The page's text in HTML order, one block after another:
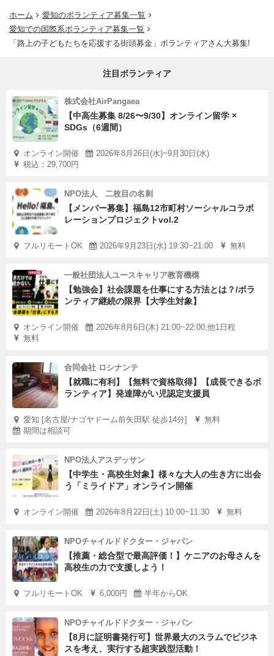
ホーム
愛知のボランティア募集一覧
愛知での国際系ボランティア募集一覧
「路上の子どもたちを応援する街頭募金」ボランティアさん大募集!
注目ボランティア
株式会社AirPangaea
【中高生募集 8/26〜9/30】オンライン留学 ×
SDGs（6週間）
オンライン開催
2026年8月26日(水)~9月30日(水)
税込：29,700円
NPO法人 二枚目の名刺
【メンバー募集】福島12市町村ソーシャルコラボ
レーションプロジェクトvol.2
フルリモートOK 2026年9月23日(水) 19:30~21:00 無料
一般社団法人ユースキャリア教育機構
【勉強会】社会課題を仕事にする方法とは？/ボラ
ンティア継続の限界【大学生対象】
オンライン開催
2026年8月6日(木) 21:00~22:00,他1日程
無料
合同会社 ロシナンテ
【就職に有利】【無料で資格取得】【成長できるボ
ランティア】発達障がい児認定支援員
愛知 [名古屋/ナゴヤドーム前矢田駅 徒歩14分]
無料
期間は相談可
NPO法人アスデッサン
【中学生・高校生対象】様々な大人の生き方に出会
う「ミライドア」オンライン開催
オンライン開催 2026年8月22日(土) 10:00~11:30 無料
NPOチャイルドドクター・ジャパン
【推薦・総合型で最高評価！】ケニアのお母さんを
高校生の力で支援しよう！
フルリモートOK 6,000円 半年からOK
NPOチャイルドドクター・ジャパン
【8月に証明書発行可】世界最大のスラムでビジネ
スを考え、実行する超実践型活動！